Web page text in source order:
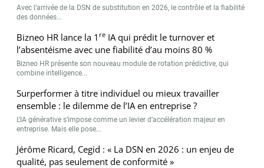
Avec l’arrivée de la DSN de substitution en 2026, le contrôle et la fiabilité
des données...
Bizneo HR lance la 1 re IA qui prédit le turnover et
l’absentéisme avec une fiabilité d’au moins 80 %
Bizneo HR présente son nouveau module de rotation prédictive, qui
combine intelligence...
Surperformer à titre individuel ou mieux travailler
ensemble : le dilemme de l’IA en entreprise ?
L’IA générative s’impose comme un levier d’accélération majeur en
entreprise. Mais elle pose...
Jérôme Ricard, Cegid : « La DSN en 2026 : un enjeu de
qualité, pas seulement de conformité »